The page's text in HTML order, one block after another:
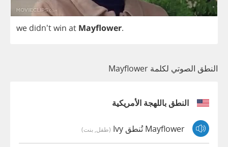
we didn'twin at Mayflower.
النطق الصوتي لكلمة Mayflower
النطق باللهجة الأمريكية
Mayflower تُنطق Ivy (طفل, بنت)